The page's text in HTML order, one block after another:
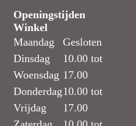
Openingstijden
Winkel
Maandag
Dinsdag
Woensdag
Donderdag
Vrijdag
Gesloten
10.00 tot
17.00
10.00 tot
17.00